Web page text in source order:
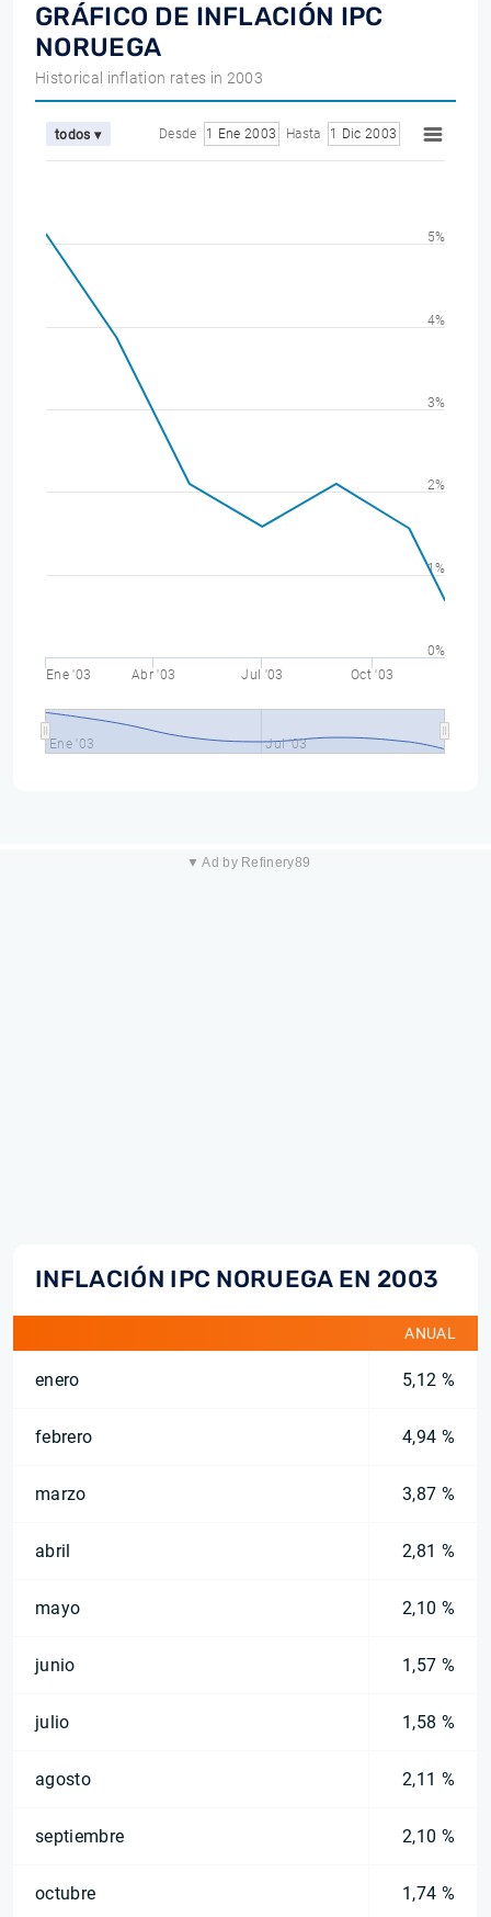
GRÁFICO DE INFLACIÓN IPC
NORUEGA
Historical inflation rates in 2003
todos ▾ Desde 1 Ene 2003 Hasta 1 Dic 2003
Ene '03 Abr '03 Jul '03 Oct '03
Ene '03 Jul '03
0%
1%
2%
3%
4%
5%
▼ Ad by Refinery89
INFLACIÓN IPC NORUEGA EN 2003
ANUAL
enero 5,12 %
febrero 4,94 %
marzo 3,87 %
abril 2,81 %
mayo 2,10 %
junio 1,57 %
julio 1,58 %
agosto 2,11 %
septiembre 2,10 %
octubre 1,74 %